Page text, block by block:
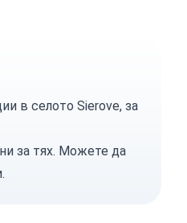
в селото Sierove, за
за тях. Можете да